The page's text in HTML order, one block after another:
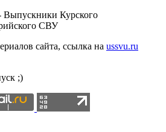
Выпускники Курского
СВУ
сайта, ссылка на ussvu.ru
;)